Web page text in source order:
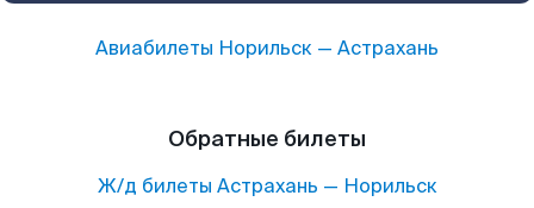
Авиабилеты Норильск — Астрахань
Обратные билеты
Ж/д билеты Астрахань — Норильск